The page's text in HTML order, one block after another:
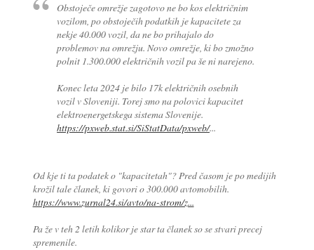
Obstoječe omrežje zagotovo ne bo kos električnim
vozilom, po obstoječih podatkih je kapacitete za
nekje 40.000 vozil, da ne bo prihajalo do
problemov na omrežju. Novo omrežje, ki bo zmožno
polnit 1.300.000 električnih vozil pa še ni narejeno.
Konec leta 2024 je bilo 17k električnih osebnih
vozil v Sloveniji. Torej smo na polovici kapacitet
elektroenergetskega sistema Slovenije.
https://pxweb.stat.si/SiStatData/pxweb/...
Od kje ti ta podatek o "kapacitetah"? Pred časom je po medijih
krožil tale članek, ki govori o 300.000 avtomobilih.
https://www.zurnal24.si/avto/na-strom/z...
Pa že v teh 2 letih kolikor je star ta članek so se stvari precej
spremenile.